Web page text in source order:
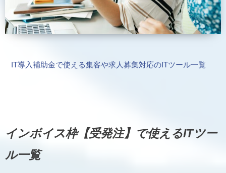
IT導入補助金で使える集客や求人募集対応のITツール一覧
インボイス枠【受発注】で使えるITツー
ル一覧